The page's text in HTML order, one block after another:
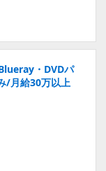
・DVDパ
/月給30万以上